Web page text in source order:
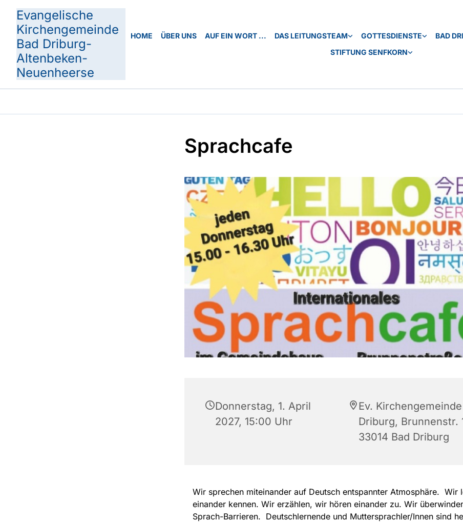
Evangelische
Kirchengemeinde
Bad Driburg-
Altenbeken-
Neuenheerse
HOME ÜBER UNS AUF EIN WORT ... DAS LEITUNGSTEAM GOTTESDIENSTE BAD
STIFTUNG SENFKORN
Sprachcafe
Donnerstag, 1. April
2027, 15:00 Uhr
Ev.
Driburg, Brunnenstr.
33014 Bad Driburg
Wir sprechen miteinander auf Deutsch entspannter Atmosphäre. Wir
einander kennen. Wir erzählen, wir hören einander zu. Wir
Sprach-Barrieren. Deutschlernende und Muttersprachler/Innen sind